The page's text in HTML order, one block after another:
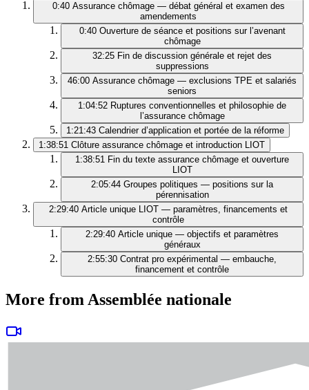
0:40 Assurance chômage — débat général et examen des
amendements
0:40 Ouverture de séance et positions sur l’avenant
chômage
32:25 Fin de discussion générale et rejet des
suppressions
46:00 Assurance chômage — exclusions TPE et salariés
seniors
1:04:52 Ruptures conventionnelles et philosophie de
l’assurance chômage
1:21:43 Calendrier d’application et portée de la réforme
1:38:51 Clôture assurance chômage et introduction LIOT
1:38:51 Fin du texte assurance chômage et ouverture
LIOT
2:05:44 Groupes politiques — positions sur la
pérennisation
2:29:40 Article unique LIOT — paramètres, financements et
contrôle
2:29:40 Article unique — objectifs et paramètres
généraux
2:55:30 Contrat pro expérimental — embauche,
financement et contrôle
More from Assemblée nationale